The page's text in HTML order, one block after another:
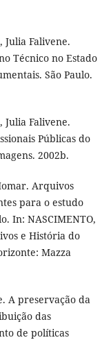
Julia Falivene.
Técnico no Estado
São Paulo.
Julia Falivene.
Públicas do
2002b.
Arquivos
para o estudo
In: NASCIMENTO,
e História do
Mazza
A preservação da
das
de políticas